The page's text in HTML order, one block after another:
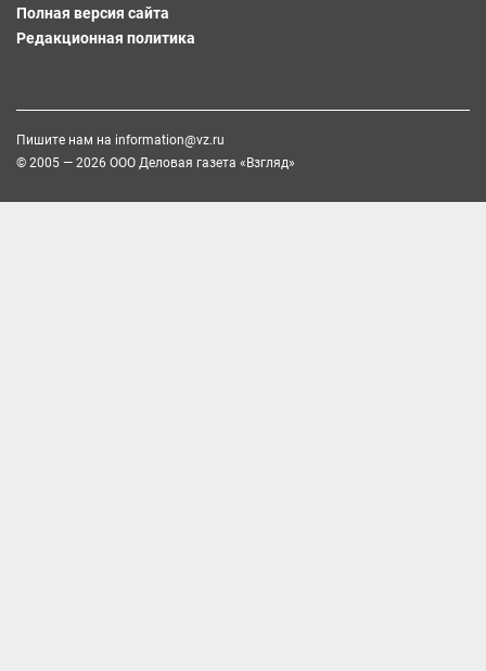
Полная версия сайта
Редакционная политика
Пишите нам на information@vz.ru
© 2005 — 2026 ООО Деловая газета «Взгляд»